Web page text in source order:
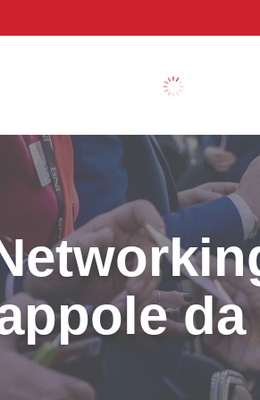
da